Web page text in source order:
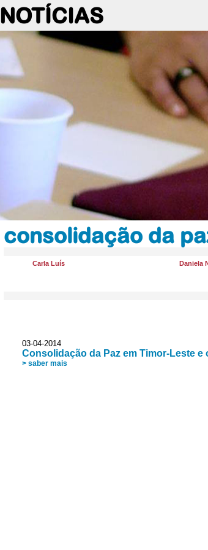
NOTÍCIAS
consolidação da
Carla Luís Daniela
03-04-2014
Consolidação da Paz em Timor-Leste
> saber mais